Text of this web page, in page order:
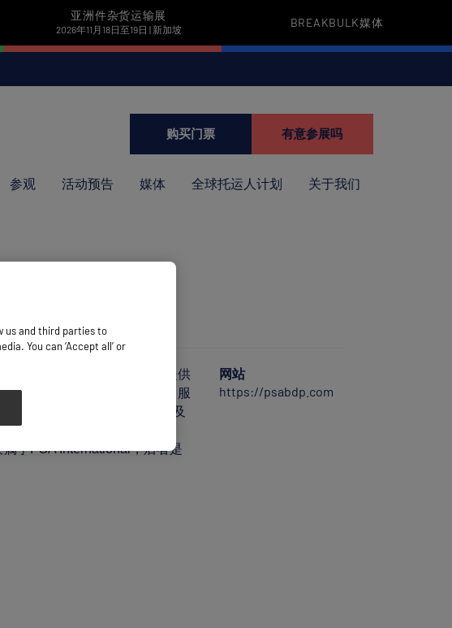
亚洲件杂货运输展
2026年11月18日至19日 | 新加坡
BREAKBULK媒体
购买门票 有意参展吗
参观 活动预告 媒体 全球托运人计划 关于我们
为各行各业的众多跨国客户提供
路运输；驳船服务；配套港口服
物流；项目物流；仓储，以及
于PSA International，后者是
网站
https://psabdp.com
us and third parties to
You can ‘Accept all’ or